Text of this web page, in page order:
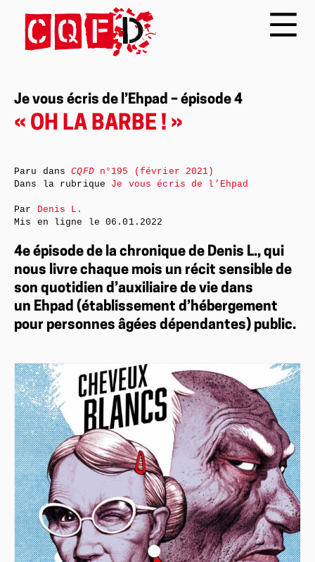
Je vous écris de l’Ehpad – épisode 4
« OH LA BARBE ! »
4e épisode de la chronique de Denis L., qui
nous livre chaque mois un récit sensible de
son quotidien d’auxiliaire de vie dans
un Ehpad (établissement d’hébergement
pour personnes âgées dépendantes) public.
Paru dansCQFDn°195 (février 2021)
Dans la rubrique Je vous écris de l’Ehpad
Par Denis L.
Mis en ligne le06.01.2022